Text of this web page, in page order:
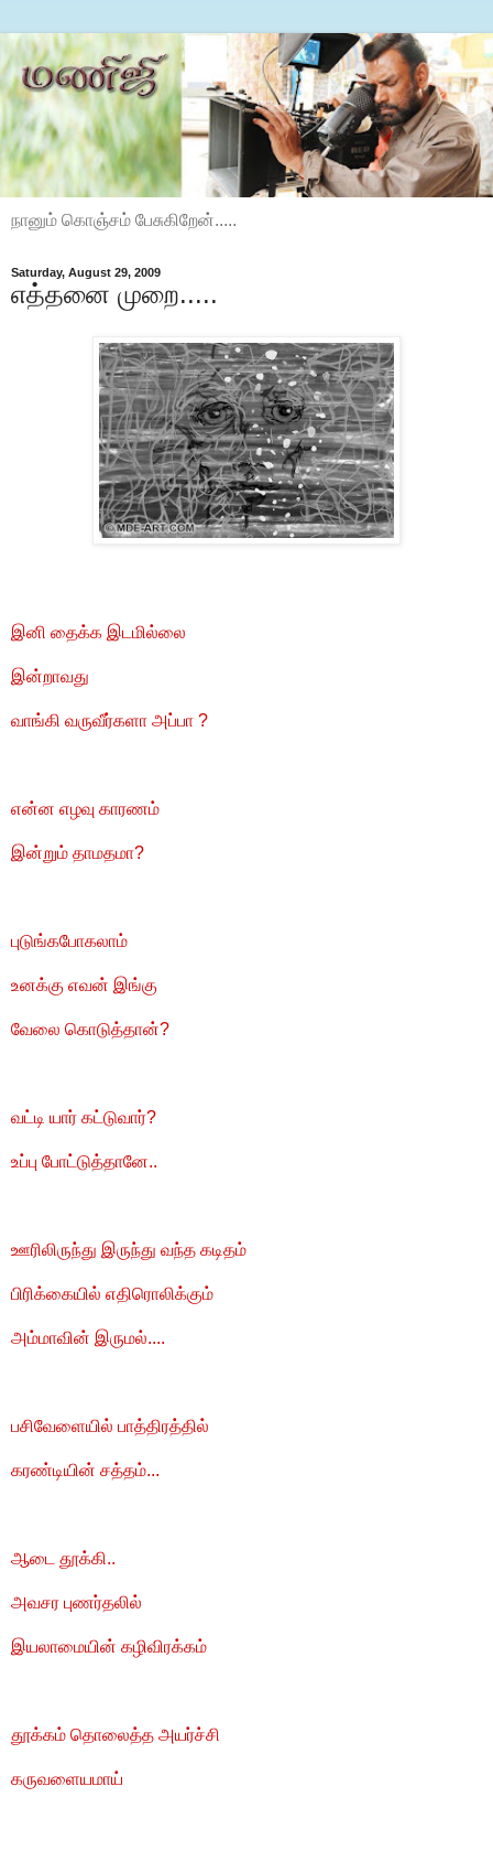
நானும் கொஞ்சம் பேசுகிறேன்.....
Saturday, August 29, 2009
எத்தனை முறை.....
இனி தைக்க இடமில்லை
இன்றாவது
வாங்கி வருவீர்களா அப்பா ?
என்ன எழவு காரணம்
இன்றும் தாமதமா?
புடுங்கபோகலாம்
உனக்கு எவன் இங்கு
வேலை கொடுத்தான்?
வட்டி யார் கட்டுவார்?
உப்பு போட்டுத்தானே..
ஊரிலிருந்து இருந்து வந்த கடிதம்
பிரிக்கையில் எதிரொலிக்கும்
அம்மாவின் இருமல்....
பசிவேளையில் பாத்திரத்தில்
கரண்டியின் சத்தம்...
ஆடை தூக்கி..
அவசர புணர்தலில்
இயலாமையின் கழிவிரக்கம்
தூக்கம் தொலைத்த அயர்ச்சி
கருவளையமாய்